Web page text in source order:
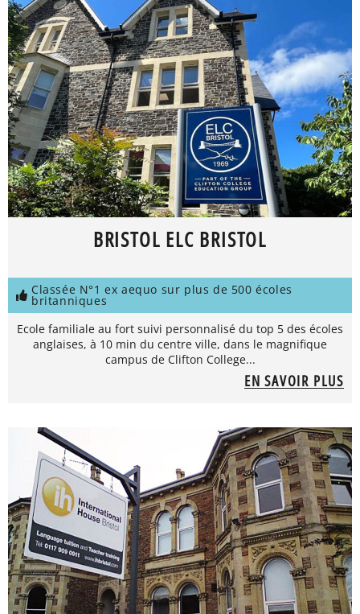
BRISTOL ELC BRISTOL
Classée N°1 ex aequo sur plus de 500 écoles
britanniques
Ecole familiale au fort suivi personnalisé du top 5 des écoles
anglaises, à 10 min du centre ville, dans le magnifique
campus de Clifton College...
EN SAVOIR PLUS